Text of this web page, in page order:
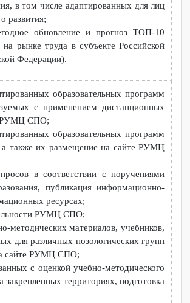
направлениям в сфере
для работы с
работе с обучающимися с
в том числе адаптированных
развития;
ежегодное обновление и прогноз
на рынке труда в субъекте
Федерации).
адаптированных образовательных
с применением
сайте РУМЦ СПО;
адаптированных образовательных
а также их размещение на сайте
опросов в соответствии с
образования, публикация
ресурсах;